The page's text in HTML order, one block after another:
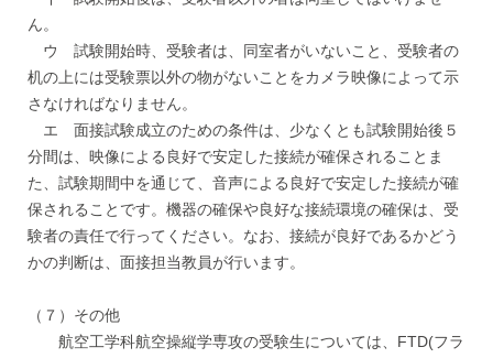
ん。
ウ 試験開始時、受験者は、同室者がいないこと、受験者の
机の上には受験票以外の物がないことをカメラ映像によって示
さなければなりません。
エ 面接試験成立のための条件は、少なくとも試験開始後５
分間は、映像による良好で安定した接続が確保されることま
た、試験期間中を通じて、音声による良好で安定した接続が確
保されることです。機器の確保や良好な接続環境の確保は、受
験者の責任で行ってください。なお、接続が良好であるかどう
かの判断は、面接担当教員が行います。
（７）その他
航空工学科航空操縦学専攻の受験生については、FTD(フラ